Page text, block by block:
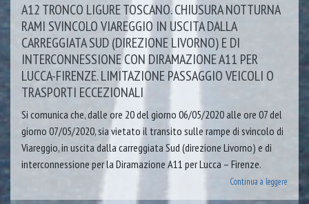
A12 TRONCO LIGURE TOSCANO. CHIUSURA NOTTURNA
RAMI SVINCOLO VIAREGGIO IN USCITA DALLA
CARREGGIATA SUD (DIREZIONE LIVORNO) E DI
INTERCONNESSIONE CON DIRAMAZIONE A11 PER
LUCCA-FIRENZE. LIMITAZIONE PASSAGGIO VEICOLI O
TRASPORTI ECCEZIONALI
Si comunica che, dalle ore 20 del giorno 06/05/2020 alle ore 07 del
giorno 07/05/2020, sia vietato il transito sulle rampe di svincolo di
Viareggio, in uscita dalla carreggiata Sud (direzione Livorno) e di
interconnessione per la Diramazione A11 per Lucca – Firenze.
Continua a leggere